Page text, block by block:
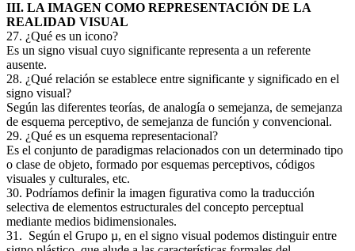
III. LA IMAGEN COMO REPRESENTACIÓN DE LA
REALIDAD VISUAL
27. ¿Qué es un icono?
Es un signo visual cuyo significante representa a un referente
ausente.
28. ¿Qué relación se establece entre significante y significado en el
signo visual?
Según las diferentes teorías, de analogía o semejanza, de semejanza
de esquema perceptivo, de semejanza de función y convencional.
29. ¿Qué es un esquema representacional?
Es el conjunto de paradigmas relacionados con un determinado tipo
o clase de objeto, formado por esquemas perceptivos, códigos
visuales y culturales, etc.
30. Podríamos definir la imagen figurativa como la traducción
selectiva de elementos estructurales del concepto perceptual
mediante medios bidimensionales.
31. Según el Grupo µ, en el signo visual podemos distinguir entre